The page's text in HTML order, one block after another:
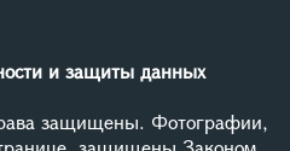
и защиты данных
защищены. Фотографии,